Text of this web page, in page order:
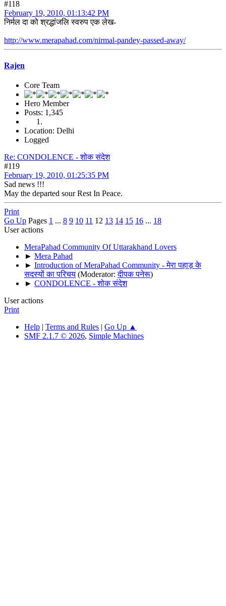
#118
February 19, 2010, 01:13:42 PM
निर्मल दा को श्रद्धांजलि स्वरुप एक लेख-
http://www.merapahad.com/nirmal-pandey-passed-away/
Rajen
Core Team
Hero Member
Posts: 1,345
Location: Delhi
Logged
Re: CONDOLENCE - शोक संदेश
#119
February 19, 2010, 01:25:35 PM
Sad news !!!
May the departed sour Rest In Peace.
Print
Go Up Pages 1 ... 8 9 10 11 12 13 14 15 16 ... 18
User actions
MeraPahad Community Of Uttarakhand Lovers
► Mera Pahad
► Introduction of MeraPahad Community - मेरा पहाड़ के
सदस्यों का परिचय (Moderator:दीपक पनेरू)
► CONDOLENCE - शोक संदेश
User actions
Print
Help | Terms and Rules | Go Up ▲
SMF 2.1.7 © 2026, Simple Machines